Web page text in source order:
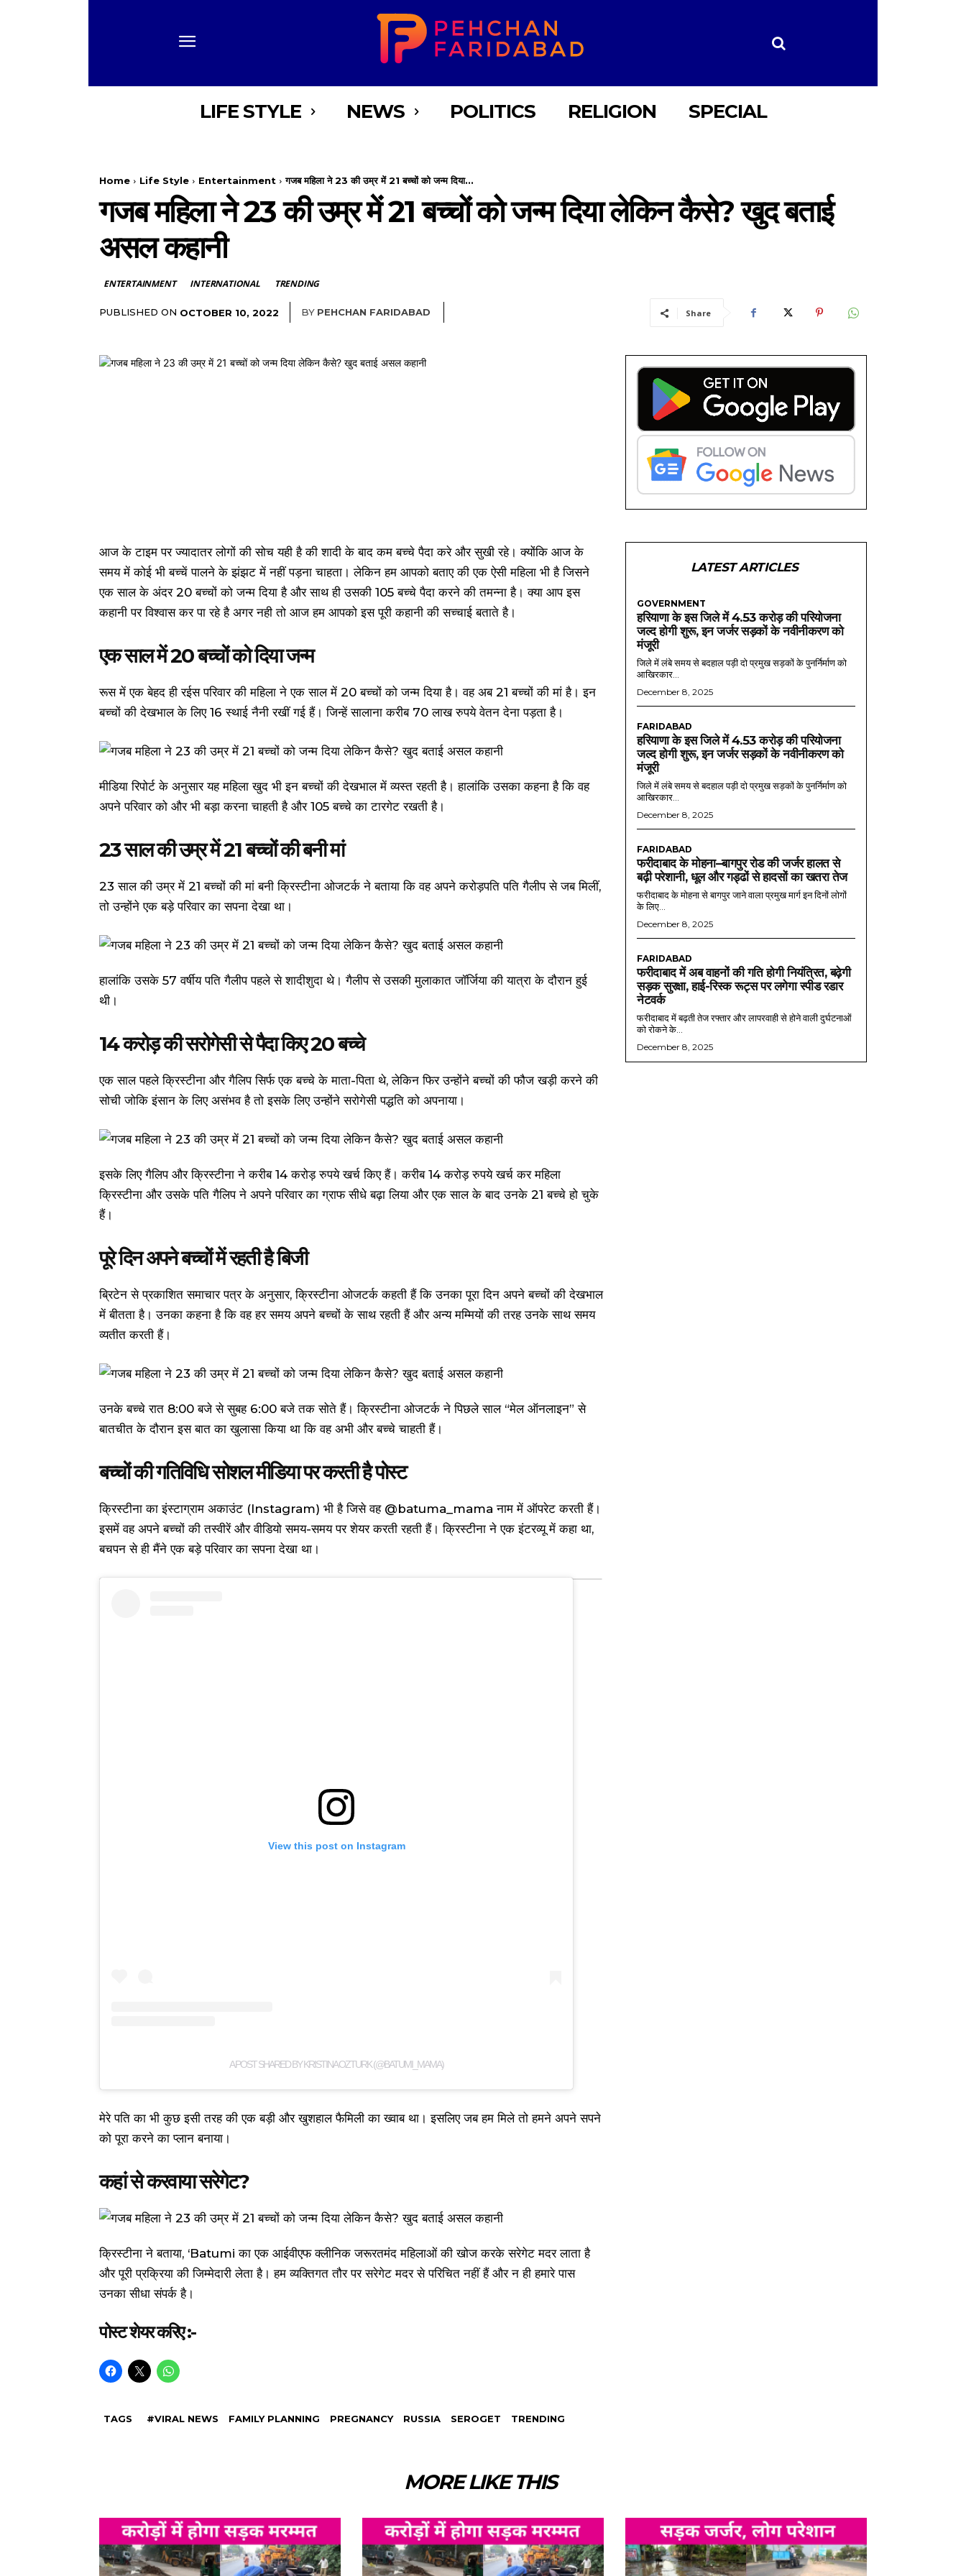
LIFE STYLE NEWS POLITICS RELIGION SPECIAL
Home Life Style Entertainment गजब महिला ने 23 की उम्र में 21 बच्चों को जन्म दिया...
गजब महिला ने 23 की उम्र में 21 बच्चों को जन्म दिया लेकिन कैसे? खुद बताई
असल कहानी
ENTERTAINMENT INTERNATIONAL TRENDING
PUBLISHED ON OCTOBER 10, 2022 BY PEHCHAN FARIDABAD Share
आज के टाइम पर ज्यादातर लोगों की सोच यही है की शादी के बाद कम बच्चे पैदा करे और सुखी रहे। क्योंकि आज के
समय में कोई भी बच्चें पालने के झंझट में नहीं पड़ना चाहता। लेकिन हम आपको बताए की एक ऐसी महिला भी है जिसने
एक साल के अंदर 20 बच्चों को जन्म दिया है और साथ ही उसकी 105 बच्चे पैदा करने की तमन्ना है। क्या आप इस
कहानी पर विश्वास कर पा रहे है अगर नही तो आज हम आपको इस पूरी कहानी की सच्चाई बताते है।
एक साल में 20 बच्चों को दिया जन्म
रूस में एक बेहद ही रईस परिवार की महिला ने एक साल में 20 बच्चों को जन्म दिया है। वह अब 21 बच्चों की मां है। इन
बच्चों की देखभाल के लिए 16 स्थाई नैनी रखीं गई हैं। जिन्हें सालाना करीब 70 लाख रुपये वेतन देना पड़ता है।
मीडिया रिपोर्ट के अनुसार यह महिला खुद भी इन बच्चों की देखभाल में व्यस्त रहती है। हालांकि उसका कहना है कि वह
अपने परिवार को और भी बड़ा करना चाहती है और 105 बच्चे का टारगेट रखती है।
23 साल की उम्र में 21 बच्चों की बनी मां
23 साल की उम्र में 21 बच्चों की मां बनी क्रिस्टीना ओजटर्क ने बताया कि वह अपने करोड़पति पति गैलीप से जब मिलीं,
तो उन्होंने एक बड़े परिवार का सपना देखा था।
हालांकि उसके 57 वर्षीय पति गैलीप पहले से शादीशुदा थे। गैलीप से उसकी मुलाकात जॉर्जिया की यात्रा के दौरान हुई
थी।
14 करोड़ की सरोगेसी से पैदा किए 20 बच्चे
एक साल पहले क्रिस्टीना और गैलिप सिर्फ एक बच्चे के माता-पिता थे, लेकिन फिर उन्होंने बच्चों की फौज खड़ी करने की
सोची जोकि इंसान के लिए असंभव है तो इसके लिए उन्होंने सरोगेसी पद्धति को अपनाया।
इसके लिए गैलिप और क्रिस्टीना ने करीब 14 करोड़ रुपये खर्च किए हैं। करीब 14 करोड़ रुपये खर्च कर महिला
क्रिस्टीना और उसके पति गैलिप ने अपने परिवार का ग्राफ सीधे बढ़ा लिया और एक साल के बाद उनके 21 बच्चे हो चुके
हैं।
पूरे दिन अपने बच्चों में रहती है बिजी
ब्रिटेन से प्रकाशित समाचार पत्र के अनुसार, क्रिस्टीना ओजटर्क कहती हैं कि उनका पूरा दिन अपने बच्चों की देखभाल
में बीतता है। उनका कहना है कि वह हर समय अपने बच्चों के साथ रहती हैं और अन्य मम्मियों की तरह उनके साथ समय
व्यतीत करती हैं।
उनके बच्चे रात 8:00 बजे से सुबह 6:00 बजे तक सोते हैं। क्रिस्टीना ओजटर्क ने पिछले साल “मेल ऑनलाइन” से
बातचीत के दौरान इस बात का खुलासा किया था कि वह अभी और बच्चे चाहती हैं।
बच्चों की गतिविधि सोशल मीडिया पर करती है पोस्ट
क्रिस्टीना का इंस्टाग्राम अकाउंट (Instagram) भी है जिसे वह @batuma_mama नाम में ऑपरेट करती हैं।
इसमें वह अपने बच्चों की तस्वीरें और वीडियो समय-समय पर शेयर करती रहती हैं। क्रिस्टीना ने एक इंटरव्यू में कहा था,
बचपन से ही मैंने एक बड़े परिवार का सपना देखा था।
View this post on Instagram
A POST SHARED BY KRISTINA OZTURK (@BATUMI_MAMA)
मेरे पति का भी कुछ इसी तरह की एक बड़ी और खुशहाल फैमिली का ख्वाब था। इसलिए जब हम मिले तो हमने अपने सपने
को पूरा करने का प्लान बनाया।
कहां से करवाया सरेगेट?
क्रिस्टीना ने बताया, ‘Batumi का एक आईवीएफ क्लीनिक जरूरतमंद महिलाओं की खोज करके सरेगेट मदर लाता है
और पूरी प्रक्रिया की जिम्मेदारी लेता है। हम व्यक्तिगत तौर पर सरेगेट मदर से परिचित नहीं हैं और न ही हमारे पास
उनका सीधा संपर्क है।
पोस्ट शेयर करिए :-
TAGS #VIRAL NEWS FAMILY PLANNING PREGNANCY RUSSIA SEROGET TRENDING
LATEST ARTICLES
GOVERNMENT
हरियाणा के इस जिले में 4.53 करोड़ की परियोजना
जल्द होगी शुरू, इन जर्जर सड़कों के नवीनीकरण को
मंजूरी
जिले में लंबे समय से बदहाल पड़ी दो प्रमुख सड़कों के पुनर्निर्माण को
आखिरकार...
December 8, 2025
FARIDABAD
हरियाणा के इस जिले में 4.53 करोड़ की परियोजना
जल्द होगी शुरू, इन जर्जर सड़कों के नवीनीकरण को
मंजूरी
जिले में लंबे समय से बदहाल पड़ी दो प्रमुख सड़कों के पुनर्निर्माण को
आखिरकार...
December 8, 2025
FARIDABAD
फरीदाबाद के मोहना–बागपुर रोड की जर्जर हालत से
बढ़ी परेशानी, धूल और गड्ढों से हादसों का खतरा तेज
फरीदाबाद के मोहना से बागपुर जाने वाला प्रमुख मार्ग इन दिनों लोगों
के लिए...
December 8, 2025
FARIDABAD
फरीदाबाद में अब वाहनों की गति होगी नियंत्रित, बढ़ेगी
सड़क सुरक्षा, हाई-रिस्क रूट्स पर लगेगा स्पीड रडार
नेटवर्क
फरीदाबाद में बढ़ती तेज रफ्तार और लापरवाही से होने वाली दुर्घटनाओं
को रोकने के...
December 8, 2025
MORE LIKE THIS